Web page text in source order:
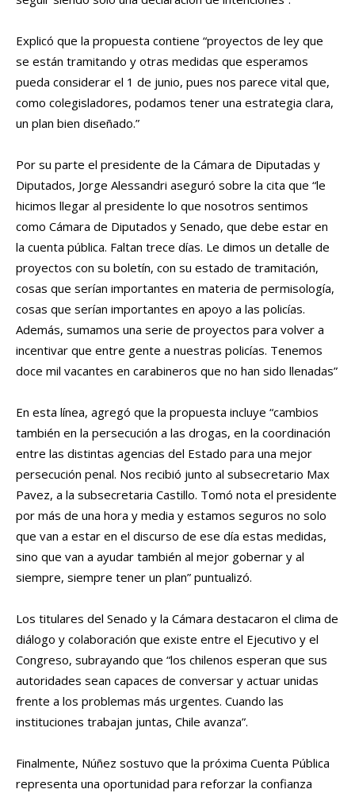
Explicó que la propuesta contiene “proyectos de ley que
se están tramitando y otras medidas que esperamos
pueda considerar el 1 de junio, pues nos parece vital que,
como colegisladores, podamos tener una estrategia clara,
un plan bien diseñado.”
Por su parte el presidente de la Cámara de Diputadas y
Diputados, Jorge Alessandri aseguró sobre la cita que “le
hicimos llegar al presidente lo que nosotros sentimos
como Cámara de Diputados y Senado, que debe estar en
la cuenta pública. Faltan trece días. Le dimos un detalle de
proyectos con su boletín, con su estado de tramitación,
cosas que serían importantes en materia de permisología,
cosas que serían importantes en apoyo a las policías.
Además, sumamos una serie de proyectos para volver a
incentivar que entre gente a nuestras policías. Tenemos
doce mil vacantes en carabineros que no han sido llenadas”
En esta línea, agregó que la propuesta incluye “cambios
también en la persecución a las drogas, en la coordinación
entre las distintas agencias del Estado para una mejor
persecución penal. Nos recibió junto al subsecretario Max
Pavez, a la subsecretaria Castillo. Tomó nota el presidente
por más de una hora y media y estamos seguros no solo
que van a estar en el discurso de ese día estas medidas,
sino que van a ayudar también al mejor gobernar y al
siempre, siempre tener un plan” puntualizó.
Los titulares del Senado y la Cámara destacaron el clima de
diálogo y colaboración que existe entre el Ejecutivo y el
Congreso, subrayando que “los chilenos esperan que sus
autoridades sean capaces de conversar y actuar unidas
frente a los problemas más urgentes. Cuando las
instituciones trabajan juntas, Chile avanza”.
Finalmente, Núñez sostuvo que la próxima Cuenta Pública
representa una oportunidad para reforzar la confianza